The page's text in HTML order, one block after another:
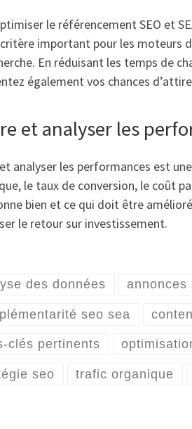
le référencement SEO et
important pour les moteurs
En réduisant les temps de
également vos chances
et analyser les
analyser les performances est
le taux de conversion, le coût
bien et ce qui doit être
le retour sur investissement.
des données annonces
seo sea
clés pertinents
seo trafic organique